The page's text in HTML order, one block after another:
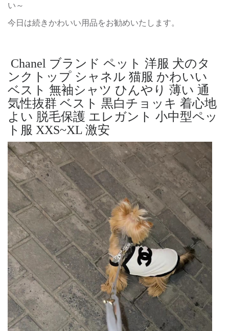
い～
今日は続きかわいい用品をお勧めいたします。
Chanel ブランド ペット 洋服 犬のタ
ンクトップ シャネル 猫服 かわいい
ベスト 無袖シャツ ひんやり 薄い 通
気性抜群 ベスト 黒白チョッキ 着心地
よい 脱毛保護 エレガント 小中型ペッ
ト服 XXS~XL 激安